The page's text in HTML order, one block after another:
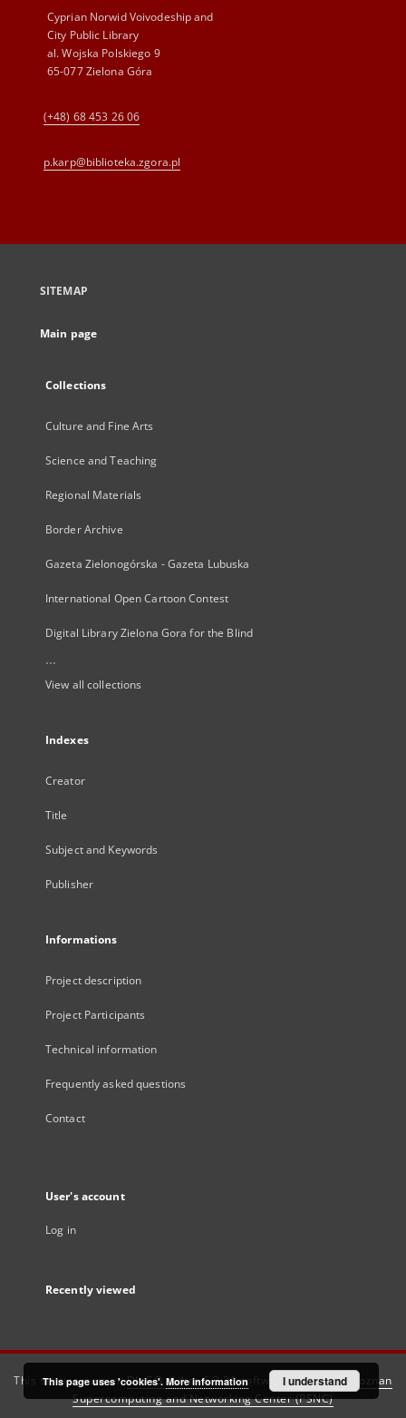
Cyprian Norwid Voivodeship and
City Public Library
al. Wojska Polskiego 9
65-077 Zielona Góra
(+48) 68 453 26 06
p.karp@biblioteka.zgora.pl
SITEMAP
Main page
Collections
Culture and Fine Arts
Science and Teaching
Regional Materials
Border Archive
Gazeta Zielonogórska - Gazeta Lubuska
International Open Cartoon Contest
Digital Library Zielona Gora for the Blind
...
View all collections
Indexes
Creator
Title
Subject and Keywords
Publisher
Informations
Project description
Project Participants
Technical information
Frequently asked questions
Contact
User's account
Log in
Recently viewed
This service runs onDInGO dLibra 6.3.21software created by
Poznan
Supercomputing and Networking Center (PSNC)
This page uses 'cookies'. More information I understand